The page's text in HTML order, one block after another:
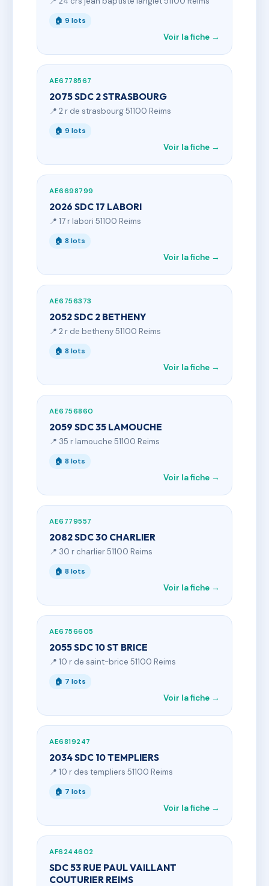
🏠 9 lots
Voir la fiche →
AE6778567
2075 SDC 2 STRASBOURG
📍 2 r de strasbourg 51100 Reims
🏠 9 lots
Voir la fiche →
AE6698799
2026 SDC 17 LABORI
📍 17 r labori 51100 Reims
🏠 8 lots
Voir la fiche →
AE6756373
2052 SDC 2 BETHENY
📍 2 r de betheny 51100 Reims
🏠 8 lots
Voir la fiche →
AE6756860
2059 SDC 35 LAMOUCHE
📍 35 r lamouche 51100 Reims
🏠 8 lots
Voir la fiche →
AE6779557
2082 SDC 30 CHARLIER
📍 30 r charlier 51100 Reims
🏠 8 lots
Voir la fiche →
AE6756605
2055 SDC 10 ST BRICE
📍 10 r de saint-brice 51100 Reims
🏠 7 lots
Voir la fiche →
AE6819247
2034 SDC 10 TEMPLIERS
📍 10 r des templiers 51100 Reims
🏠 7 lots
Voir la fiche →
AF6244602
SDC 53 RUE PAUL VAILLANT
COUTURIER REIMS